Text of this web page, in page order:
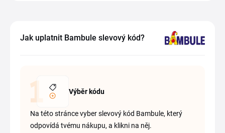
Jak uplatnit Bambule slevový kód?
Výběr kódu
Na této stránce vyber slevový kód Bambule, který
odpovídá tvému nákupu, a klikni na něj.